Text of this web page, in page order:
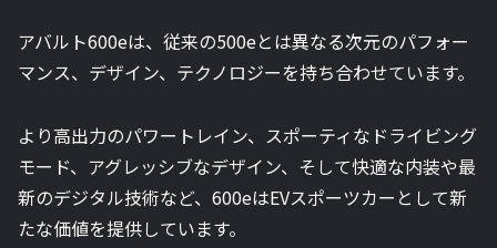
アバルト600eは、従来の500eとは異なる次元のパフォー
マンス、デザイン、テクノロジーを持ち合わせています。
より高出力のパワートレイン、スポーティなドライビング
モード、アグレッシブなデザイン、そして快適な内装や最
新のデジタル技術など、600eはEVスポーツカーとして新
たな価値を提供しています。